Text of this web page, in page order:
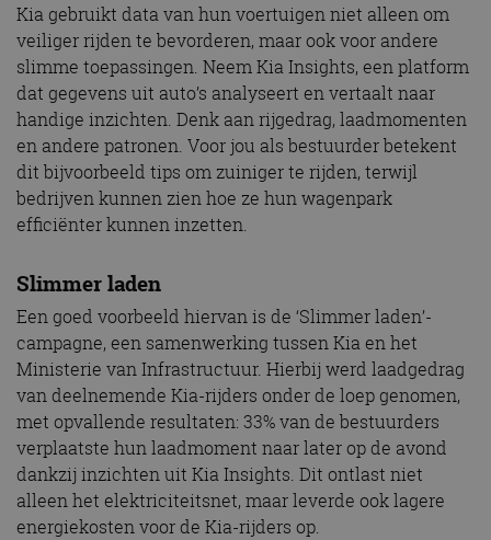
Kia gebruikt data van hun voertuigen niet alleen om
veiliger rijden te bevorderen, maar ook voor andere
slimme toepassingen. Neem Kia Insights, een platform
dat gegevens uit auto’s analyseert en vertaalt naar
handige inzichten. Denk aan rijgedrag, laadmomenten
en andere patronen. Voor jou als bestuurder betekent
dit bijvoorbeeld tips om zuiniger te rijden, terwijl
bedrijven kunnen zien hoe ze hun wagenpark
efficiënter kunnen inzetten.
Slimmer laden
Een goed voorbeeld hiervan is de ‘Slimmer laden’-
campagne, een samenwerking tussen Kia en het
Ministerie van Infrastructuur. Hierbij werd laadgedrag
van deelnemende Kia-rijders onder de loep genomen,
met opvallende resultaten: 33% van de bestuurders
verplaatste hun laadmoment naar later op de avond
dankzij inzichten uit Kia Insights. Dit ontlast niet
alleen het elektriciteitsnet, maar leverde ook lagere
energiekosten voor de Kia-rijders op.